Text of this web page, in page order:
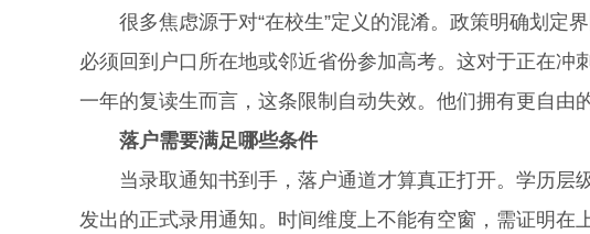
很多焦虑源于对“在校生”定义的混淆。政策明确划定
必须回到户口所在地或邻近省份参加高考。这对于正在
一年的复读生而言，这条限制自动失效。他们拥有更自由
落户需要满足哪些条件
当录取通知书到手，落户通道才算真正打开。学历层
发出的正式录用通知。时间维度上不能有空窗，需证明在